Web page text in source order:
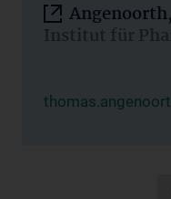
Institut für